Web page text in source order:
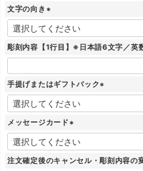
須
文字の向き
(
必
須
彫刻内容【1行目】※日本語6文字／英
手提げまたはギフトバック
(
メッセージカード
(
必
須
注文確定後のキャンセル・彫刻内容の